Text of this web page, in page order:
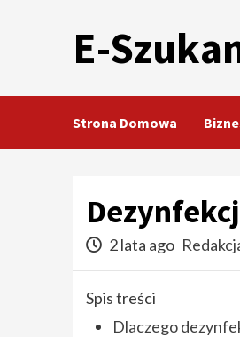
E-
Strona Domowa
2 lata ago
Spis treści
Dlaczego